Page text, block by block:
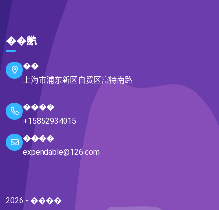
��㡮
��
上海市浦东新区自贸区富特南路
����
+15852934015
����
expendable@126.com
2026 - ����